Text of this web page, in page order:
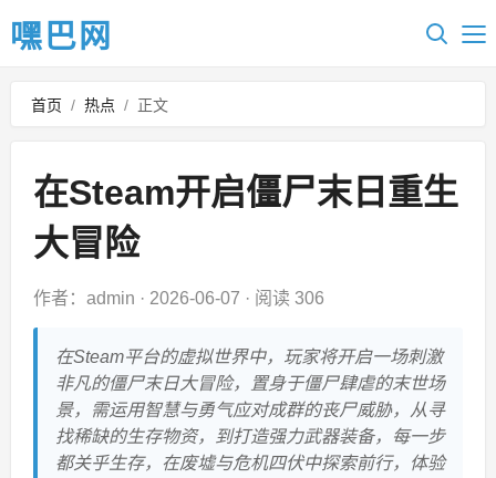
嘿巴网
首页 / 热点 / 正文
在Steam开启僵尸末日重生
大冒险
作者：admin · 2026-06-07 · 阅读 306
在Steam平台的虚拟世界中，玩家将开启一场刺激
非凡的僵尸末日大冒险，置身于僵尸肆虐的末世场
景，需运用智慧与勇气应对成群的丧尸威胁，从寻
找稀缺的生存物资，到打造强力武器装备，每一步
都关乎生存，在废墟与危机四伏中探索前行，体验